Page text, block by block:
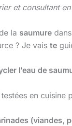
et consultant
la saumure
? Je vais te
l’eau de
en
(viandes,